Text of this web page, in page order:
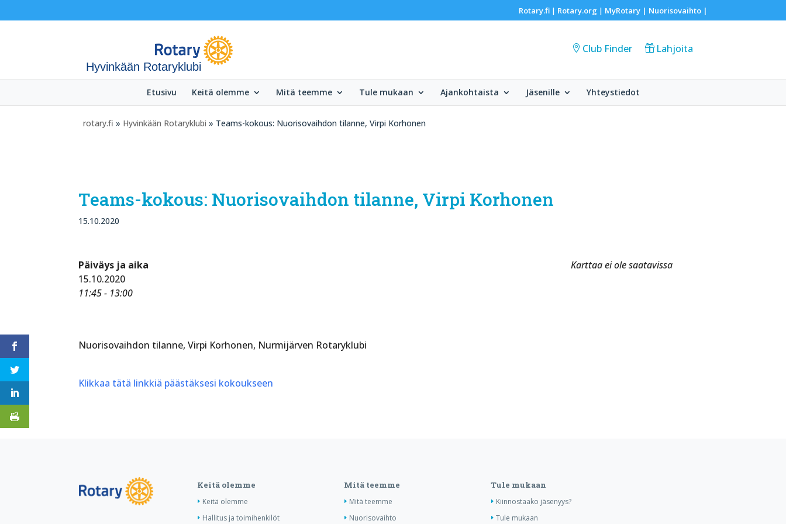
Rotary.fi| Rotary.org | MyRotary | Nuorisovaihto|
Hyvinkään Rotaryklubi
Club Finder Lahjoita
Etusivu Keitä olemme Mitä teemme Tule mukaan Ajankohtaista Jäsenille Yhteystiedot
rotary.fi » Hyvinkään Rotaryklubi » Teams-kokous: Nuorisovaihdon tilanne, Virpi Korhonen
Teams-kokous: Nuorisovaihdon tilanne, Virpi Korhonen
15.10.2020
Karttaa ei ole saatavissa
Päiväys ja aika
15.10.2020
11:45 - 13:00
Nuorisovaihdon tilanne, Virpi Korhonen, Nurmijärven Rotaryklubi
Klikkaa tätä linkkiä päästäksesi kokoukseen
Keitä olemme
Keitä olemme
Hallitus ja toimihenkilöt
Mitä teemme
Mitä teemme
Nuorisovaihto
Tule mukaan
Kiinnostaako jäsenyys?
Tule mukaan